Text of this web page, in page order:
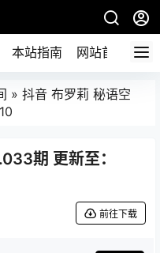
本站指南 网站首页
» 抖音 布罗莉 秘语空
期 更新至：
前往下载